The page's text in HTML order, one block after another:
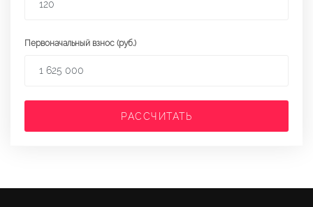
Первоначальный взнос (руб.)
РАССЧИТАТЬ